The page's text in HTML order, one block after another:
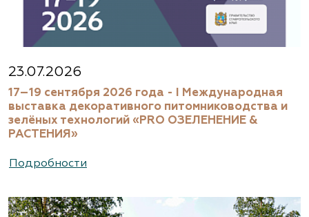
23.07.2026
17–19 сентября 2026 года - I Международная
выставка декоративного питомниководства и
зелёных технологий «PRO ОЗЕЛЕНЕНИЕ &
РАСТЕНИЯ»
Подробности